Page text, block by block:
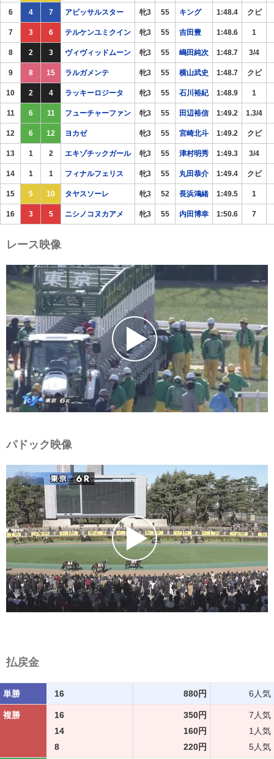
6 4 7 アビッサルスター 牝3 55 キング 1:48.4 クビ
7 3 6 テルケンユミクイン 牝3 55 吉田豊 1:48.6 1
8 2 3 ヴィヴィッドムーン 牝3 55 嶋田純次 1:48.7 3/4
9 8 15 ラルガメンテ 牝3 55 横山武史 1:48.7 クビ
10 2 4 ラッキーロジータ 牝3 55 石川裕紀 1:48.9 1
11 6 11 フューチャーファン 牝3 55 田辺裕信 1:49.2 1.3/4
12 6 12 ヨカゼ 牝3 55 宮崎北斗 1:49.2 クビ
13 1 2 エキゾチックガール 牝3 55 津村明秀 1:49.3 3/4
14 1 1 フィナルフェリス 牝3 55 丸田恭介 1:49.4 クビ
15 5 10 タヤスソーレ 牝3 52 長浜鴻緒 1:49.5 1
16 3 5 ニシノコヌカアメ 牝3 55 内田博幸 1:50.6 7
レース映像
パドック映像
払戻金
単勝 16 880円 6人気
複勝 16 350円
7人気
14
160円
1人気
8
220円 5人気